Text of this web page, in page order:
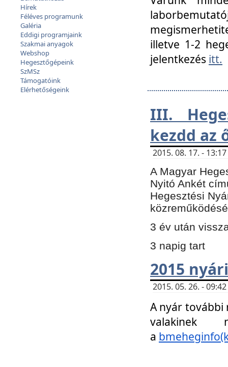
Hírek
Féléves programunk
Galéria
Eddigi programjaink
Szakmai anyagok
Webshop
Hegesztőgépeink
SzMSz
Támogatóink
Elérhetőségeink
illetve 1-2
jelentkezés itt.
III.
kezdd az
2015. 08. 17. -
A Magyar
Nyitó Ankét
Hegesztési
3 év után
3 napig tart
2015
2015. 05. 26. -
A nyár további
a